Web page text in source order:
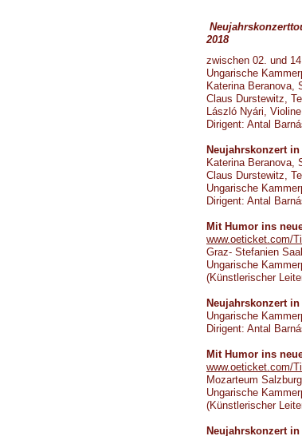
2018
zwischen 02. und
Ungarische
Katerina Beranova,
Claus Durstewitz,
László Nyári, Violine
Dirigent: Antal
Neujahrskonzert in
Katerina Beranova,
Claus Durstewitz,
Ungarische
Dirigent: Antal
Mit Humor ins
www.oeticket.com/
Graz- Stefanien Saal
Ungarische
(Künstlerischer
Neujahrskonzert
Ungarische
Dirigent: Antal
Mit Humor ins
www.oeticket.com/
Mozarteum Salzburg
Ungarische
(Künstlerischer
Neujahrskonzert